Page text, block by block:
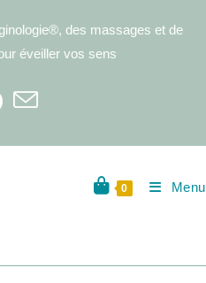
des massages et de
éveiller vos sens
0 Menu